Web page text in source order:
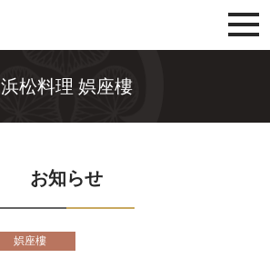
浜松料理 娯座樓
お知らせ
娯座樓